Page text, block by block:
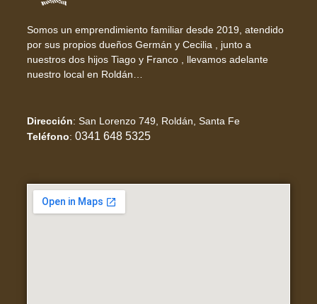
Somos un emprendimiento familiar desde 2019, atendido
por sus propios dueños Germán y Cecilia , junto a
nuestros dos hijos Tiago y Franco , llevamos adelante
nuestro local en Roldán…
Dirección: San Lorenzo 749, Roldán, Santa Fe
Teléfono: 0341 648 5325